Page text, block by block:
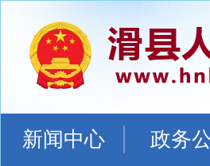
新闻中心 政务